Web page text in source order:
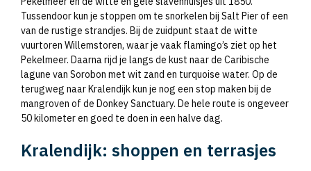
Tussendoor kun je stoppen om te snorkelen bij Salt Pier of een
van de rustige strandjes. Bij de zuidpunt staat de witte
vuurtoren Willemstoren, waar je vaak flamingo’s ziet op het
Pekelmeer. Daarna rijd je langs de kust naar de Caribische
lagune van Sorobon met wit zand en turquoise water. Op de
terugweg naar Kralendijk kun je nog een stop maken bij de
mangroven of de Donkey Sanctuary. De hele route is ongeveer
50 kilometer en goed te doen in een halve dag.
Kralendijk: shoppen en terrasjes